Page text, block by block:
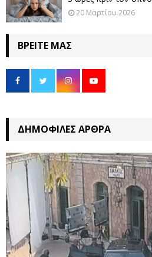
20 Μαρτίου 2026
ΒΡΕΊΤΕ ΜΑΣ
ΔΗΜΟΦΙΛΈΣ ΆΡΘΡΑ